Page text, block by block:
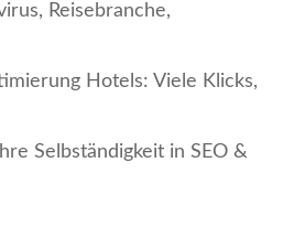
, Reisebranche,
Hotels: Viele Klicks,
Selbständigkeit in SEO &